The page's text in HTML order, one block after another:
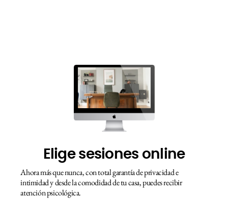
Elige sesiones online
Ahora más que nunca, con total garantía de privacidad e
intimidad y desde la comodidad de tu casa, puedes recibir
atención psicológica.